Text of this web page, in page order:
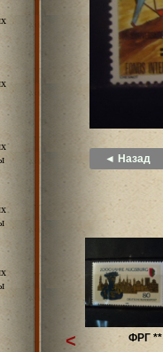
◄ Назад
ФРГ **
<